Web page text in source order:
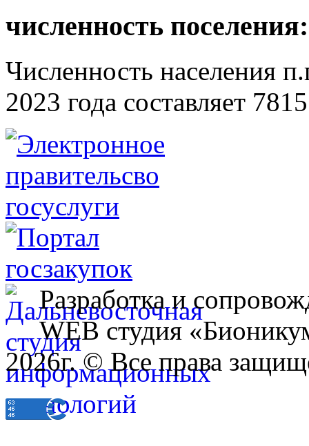
численность поселения:
Численность населения
2023 года составляет
Разработка и
WEB студия
2026г. © Все права